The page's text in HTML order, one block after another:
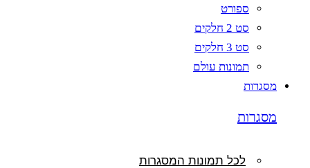
ספורט
סט 2 חלקים
סט 3 חלקים
תמונות עולם
מסגרות
מסגרות
לכל תמונות המסגרות